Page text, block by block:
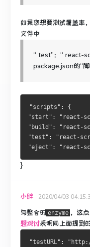
如果您想要测试覆盖率
文件中
“ test”：“ react-
package.json的“脚
"scripts": {
"start": "react-
"build": "react-
"test": "react-
"eject": "react-
}
小胖 2020/04/03
与整合时 enzyme ， 这
题探讨表明同上面提到